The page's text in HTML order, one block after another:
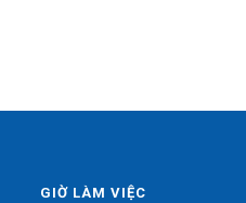
GIỜ LÀM VIỆC